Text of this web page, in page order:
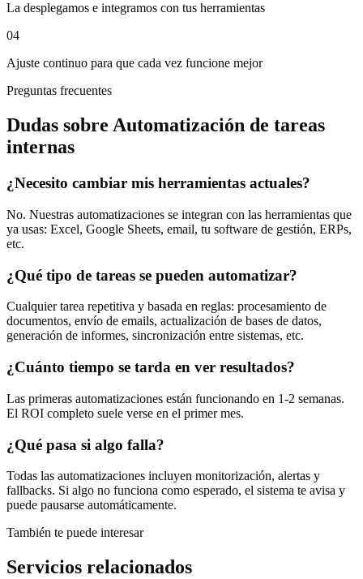
La desplegamos e integramos con tus herramientas
04
Ajuste continuo para que cada vez funcione mejor
Preguntas frecuentes
Dudas sobre Automatización de tareas
internas
¿Necesito cambiar mis herramientas actuales?
No. Nuestras automatizaciones se integran con las herramientas que
ya usas: Excel, Google Sheets, email, tu software de gestión, ERPs,
etc.
¿Qué tipo de tareas se pueden automatizar?
Cualquier tarea repetitiva y basada en reglas: procesamiento de
documentos, envío de emails, actualización de bases de datos,
generación de informes, sincronización entre sistemas, etc.
¿Cuánto tiempo se tarda en ver resultados?
Las primeras automatizaciones están funcionando en 1-2 semanas.
El ROI completo suele verse en el primer mes.
¿Qué pasa si algo falla?
Todas las automatizaciones incluyen monitorización, alertas y
fallbacks. Si algo no funciona como esperado, el sistema te avisa y
puede pausarse automáticamente.
También te puede interesar
Servicios relacionados